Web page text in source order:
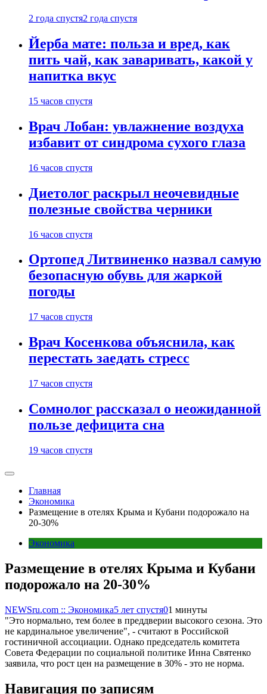
2 года спустя2 года спустя
Йерба мате: польза и вред, как
пить чай, как заваривать, какой у
напитка вкус
15 часов спустя
Врач Лобан: увлажнение воздуха
избавит от синдрома сухого глаза
16 часов спустя
Диетолог раскрыл неочевидные
полезные свойства черники
16 часов спустя
Ортопед Литвиненко назвал самую
безопасную обувь для жаркой
погоды
17 часов спустя
Врач Косенкова объяснила, как
перестать заедать стресс
17 часов спустя
Сомнолог рассказал о неожиданной
пользе дефицита сна
19 часов спустя
Главная
Экономика
Размещение в отелях Крыма и Кубани подорожало на
20-30%
Экономика
Размещение в отелях Крыма и Кубани
подорожало на 20-30%
NEWSru.com :: Экономика5 лет спустя01 минуты
"Это нормально, тем более в преддверии высокого сезона. Это
не кардинальное увеличение", - считают в Российской
гостиничной ассоциации. Однако председатель комитета
Совета Федерации по социальной политике Инна Святенко
заявила, что рост цен на размещение в 30% - это не норма.
Навигация по записям